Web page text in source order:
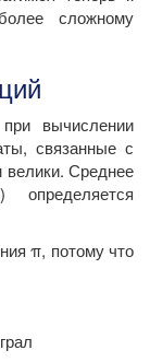
сложному
вычислении
связанные с
велики. Среднее
π, потому что